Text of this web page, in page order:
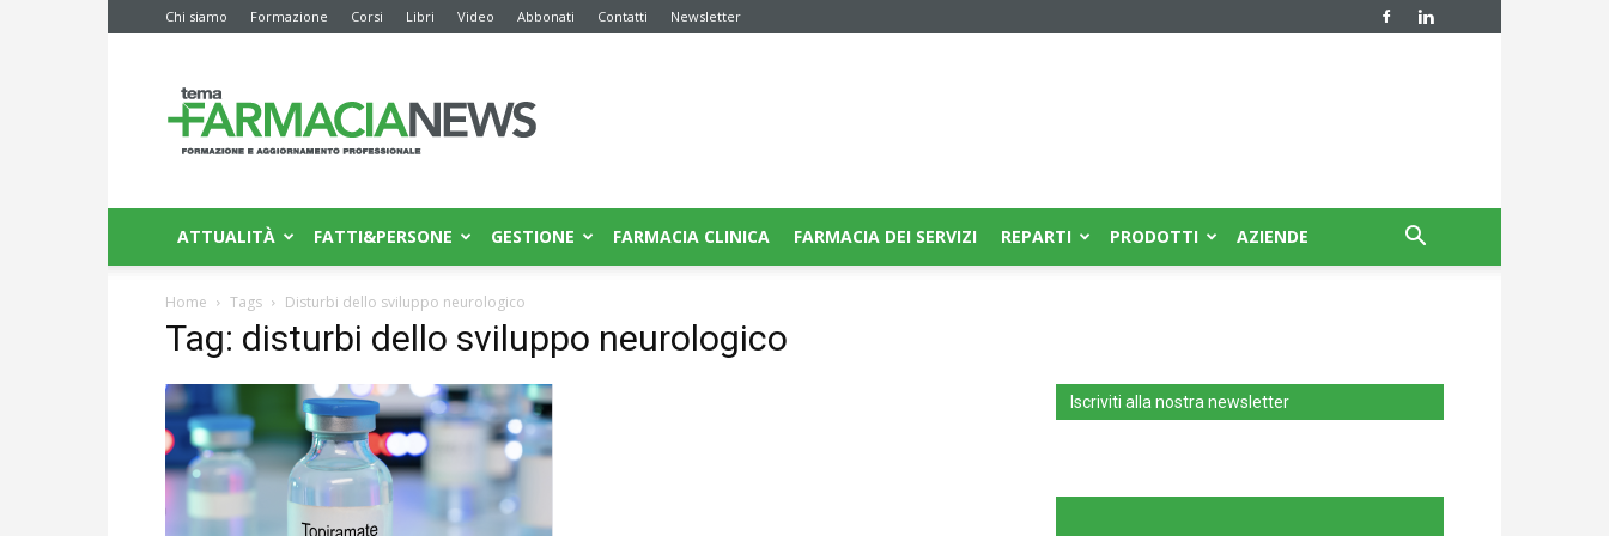
Chi siamo Formazione Corsi Libri Video Abbonati Contatti Newsletter
News
ATTUALITÀ FATTI&PERSONE GESTIONE FARMACIA CLINICA FARMACIA DEI SERVIZI REPARTI PRODOTTI AZIENDE
Home Tags Disturbi dello sviluppo neurologico
Tag: disturbi dello sviluppo neurologico
Iscriviti alla nostra newsletter